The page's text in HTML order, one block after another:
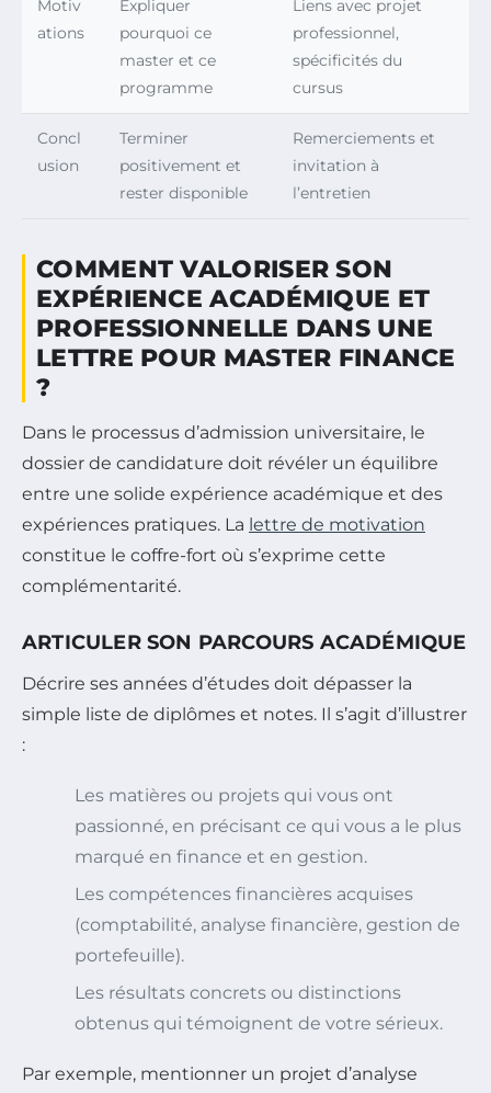
Motiv
ations
Expliquer
pourquoi ce
master et ce
programme
Liens avec projet
professionnel,
spécificités du
cursus
Concl
usion
Terminer
positivement et
rester disponible
Remerciements et
invitation à
l’entretien
COMMENT VALORISER SON
EXPÉRIENCE ACADÉMIQUE ET
PROFESSIONNELLE DANS UNE
LETTRE POUR MASTER FINANCE
?
Dans le processus d’admission universitaire, le
dossier de candidature doit révéler un équilibre
entre une solide expérience académique et des
expériences pratiques. La lettre de motivation
constitue le coffre-fort où s’exprime cette
complémentarité.
ARTICULER SON PARCOURS ACADÉMIQUE
Décrire ses années d’études doit dépasser la
simple liste de diplômes et notes. Il s’agit d’illustrer
:
Les matières ou projets qui vous ont
passionné, en précisant ce qui vous a le plus
marqué en finance et en gestion.
Les compétences financières acquises
(comptabilité, analyse financière, gestion de
portefeuille).
Les résultats concrets ou distinctions
obtenus qui témoignent de votre sérieux.
Par exemple, mentionner un projet d’analyse